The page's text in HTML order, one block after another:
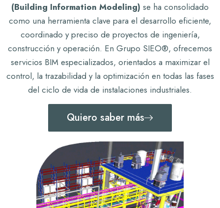
(Building Information Modeling) se ha consolidado
como una herramienta clave para el desarrollo eficiente,
coordinado y preciso de proyectos de ingeniería,
construcción y operación. En Grupo SIEO®, ofrecemos
servicios BIM especializados, orientados a maximizar el
control, la trazabilidad y la optimización en todas las fases
del ciclo de vida de instalaciones industriales.
Quiero saber más